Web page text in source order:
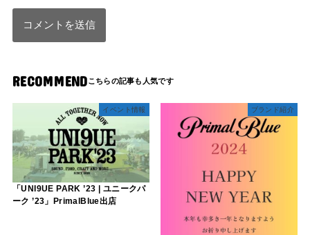
RECOMMEND
イベント情報
「UNI9UE PARK ’23 | ユニークパ
ーク ’23」PrimalBlue出店
ブランド紹介